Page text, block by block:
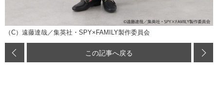
（C）遠藤達哉／集英社・SPY×FAMILY製作委員会
この記事へ戻る